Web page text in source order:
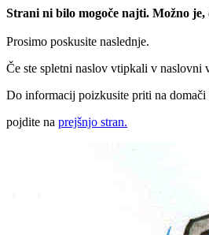
Strani ni bilo mogoče najti. Možno
Prosimo poskusite naslednje.
Če ste spletni naslov vtipkali v naslovni
Do informacij poizkusite priti na domači
pojdite na prejšnjo stran.